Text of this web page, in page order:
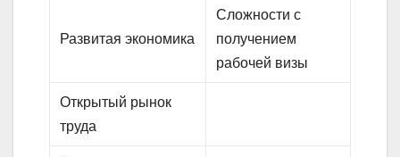
Развитая экономика
Сложности с
получением
рабочей визы
Открытый рынок
труда